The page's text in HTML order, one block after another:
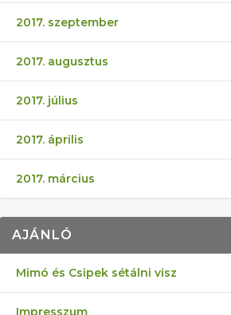
2017. szeptember
2017. augusztus
2017. július
2017. április
2017. március
AJÁNLÓ
Mimó és Csipek sétálni visz
Impresszum